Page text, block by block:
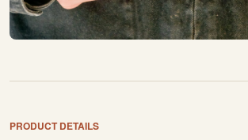
PRODUCT DETAILS